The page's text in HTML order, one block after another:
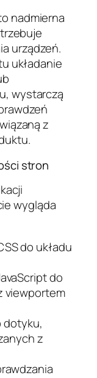
nadmierna
urządzeń.
układanie
wystarczą
z
stron
wygląda
do układu
do
viewportem
dotyku,
z